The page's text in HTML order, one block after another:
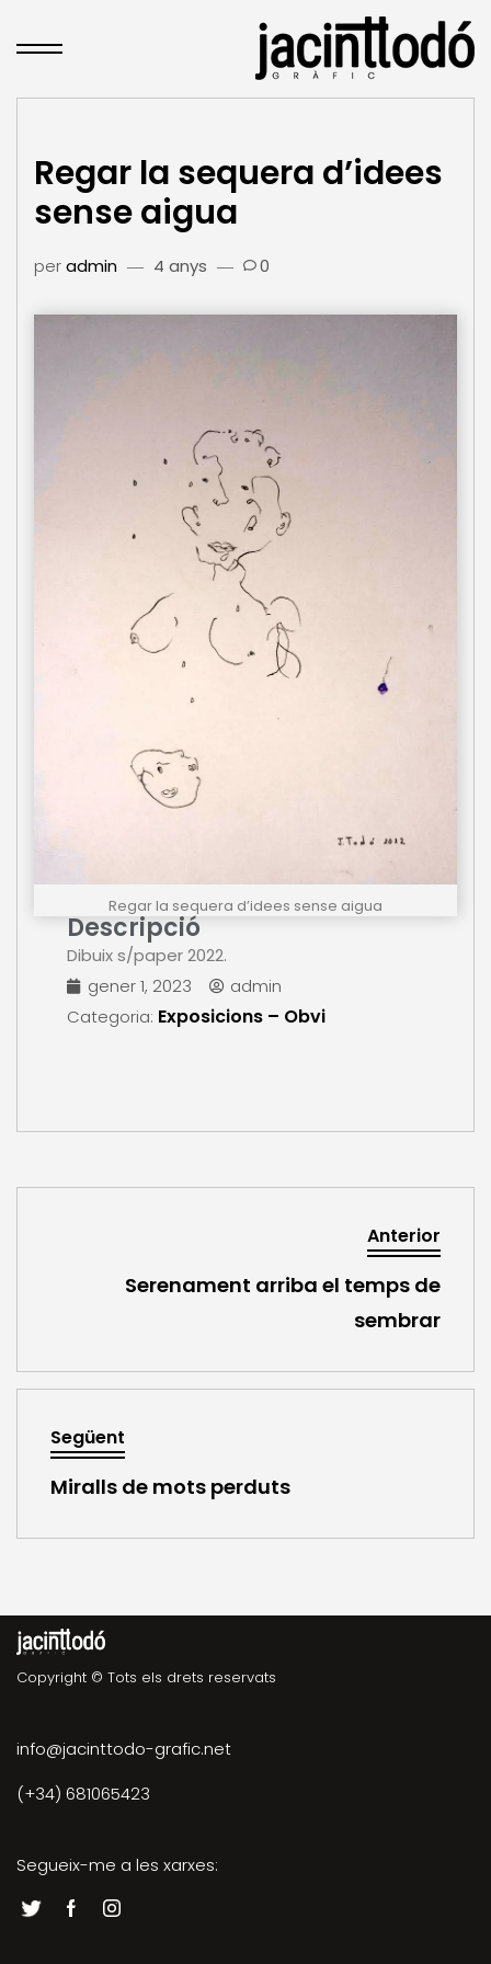
Regar la sequera d’idees
sense aigua
peradmin 4 anys 0
Regar la sequera d’idees sense aigua
Descripció
Dibuix s/paper 2022.
gener 1, 2023
admin
Categoria: Exposicions – Obvi
Anterior
Serenament arriba el temps de
sembrar
Següent
Miralls de mots perduts
Copyright © Tots els drets reservats
info@jacinttodo-grafic.net
(+34) 681065423
Segueix-me a les xarxes: